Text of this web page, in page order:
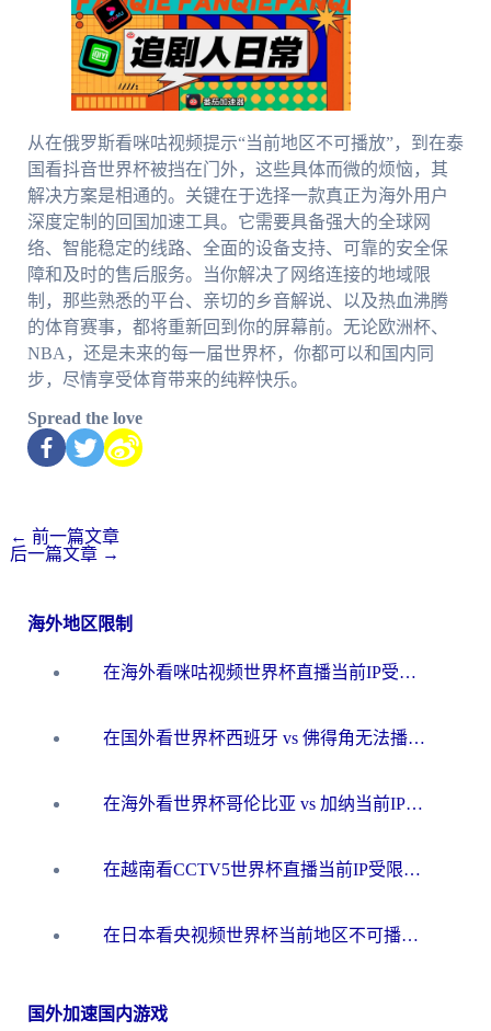
从在俄罗斯看咪咕视频提示“当前地区不可播放”，到在泰
国看抖音世界杯被挡在门外，这些具体而微的烦恼，其
解决方案是相通的。关键在于选择一款真正为海外用户
深度定制的回国加速工具。它需要具备强大的全球网
络、智能稳定的线路、全面的设备支持、可靠的安全保
障和及时的售后服务。当你解决了网络连接的地域限
制，那些熟悉的平台、亲切的乡音解说、以及热血沸腾
的体育赛事，都将重新回到你的屏幕前。无论欧洲杯、
NBA，还是未来的每一届世界杯，你都可以和国内同
步，尽情享受体育带来的纯粹快乐。
Spread the love
← 前一篇文章
后一篇文章 →
海外地区限制
在海外看咪咕视频世界杯直播当前IP受限制？这篇指南帮你搞定所有体育赛事观看难题
在国外看世界杯西班牙 vs 佛得角无法播放？这篇指南帮你解锁所有中文体育直播
在海外看世界杯哥伦比亚 vs 加纳当前IP受限制？这篇指南帮你流畅看中文解说赛事
在越南看CCTV5世界杯直播当前IP受限制？海外党体育观赛终极指南来了
在日本看央视频世界杯当前地区不可播放？海外党体育观赛终极指南
国外加速国内游戏